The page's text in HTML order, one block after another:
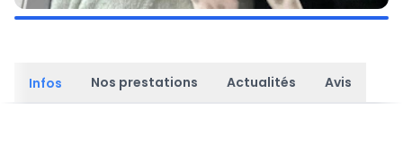
Infos Nos prestations Actualités Avis